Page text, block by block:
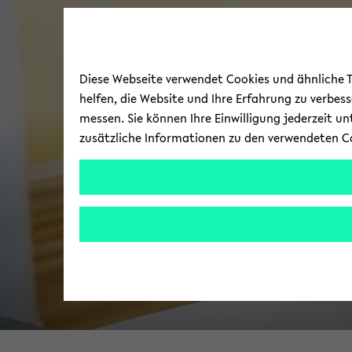
Diese Webseite verwendet Cookies und
helfen, die Website und Ihre Erfahrung zu
messen. Sie können Ihre Einwilligung jederzeit
zusätzliche Informationen zu den verwendeten